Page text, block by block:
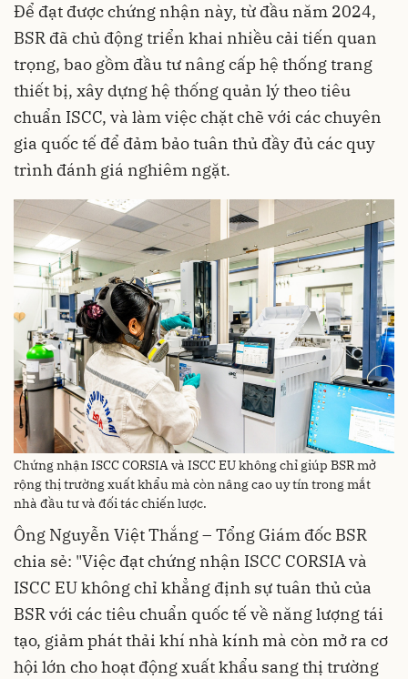
Để đạt được chứng nhận này, từ đầu năm 2024,
BSR đã chủ động triển khai nhiều cải tiến quan
trọng, bao gồm đầu tư nâng cấp hệ thống trang
thiết bị, xây dựng hệ thống quản lý theo tiêu
chuẩn ISCC, và làm việc chặt chẽ với các chuyên
gia quốc tế để đảm bảo tuân thủ đầy đủ các quy
trình đánh giá nghiêm ngặt.
Chứng nhận ISCC CORSIA và ISCC EU không chỉ giúp BSR mở
rộng thị trường xuất khẩu mà còn nâng cao uy tín trong mắt
nhà đầu tư và đối tác chiến lược.
Ông Nguyễn Việt Thắng – Tổng Giám đốc BSR
chia sẻ: "Việc đạt chứng nhận ISCC CORSIA và
ISCC EU không chỉ khẳng định sự tuân thủ của
BSR với các tiêu chuẩn quốc tế về năng lượng tái
tạo, giảm phát thải khí nhà kính mà còn mở ra cơ
hội lớn cho hoạt động xuất khẩu sang thị trường